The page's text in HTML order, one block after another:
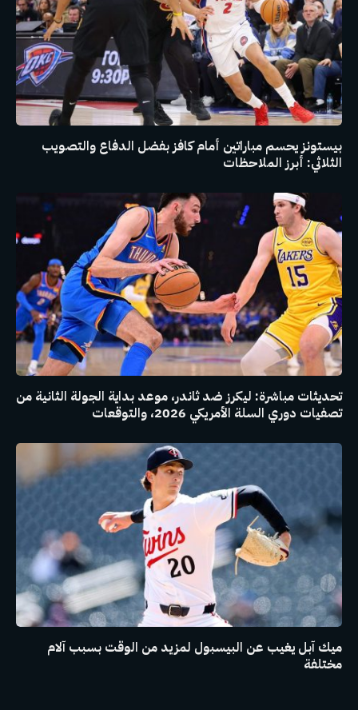
بيستونز يحسم مباراتين أمام كافز بفضل الدفاع والتصويب
الثلاثي: أبرز الملاحظات
تحديثات مباشرة: ليكرز ضد ثاندر، موعد بداية الجولة الثانية من
تصفيات دوري السلة الأمريكي 2026، والتوقعات
ميك آبل يغيب عن البيسبول لمزيد من الوقت بسبب آلام
مختلفة